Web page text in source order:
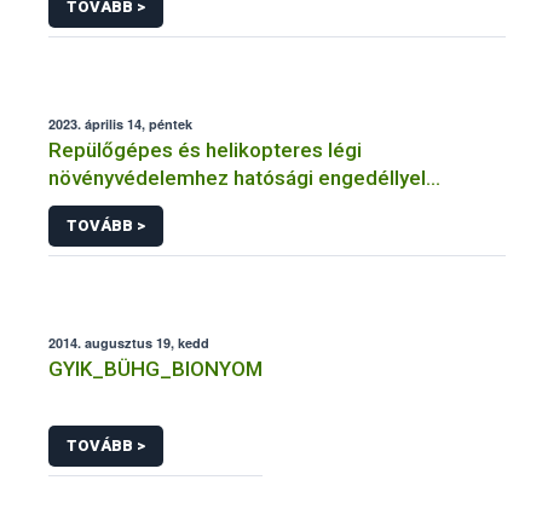
TOVÁBB >
2023. április 14, péntek
Repülőgépes és helikopteres légi
növényvédelemhez hatósági engedéllyel
rendelkező szervezetek
TOVÁBB >
2014. augusztus 19, kedd
GYIK_BÜHG_BIONYOM
TOVÁBB >